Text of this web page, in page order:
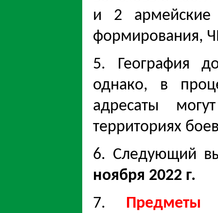
и 2 армейские
формирования,
5. География
однако, в
адресаты
территориях
6. Следующий
ноября 2022 г.
7. Предметы